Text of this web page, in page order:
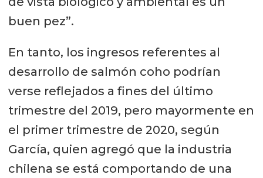
de hidrógeno igualmente puede ser
caro, pero en caso que debamos
aplicarlo, lo haremos”.
buen pez”.
En tanto, los ingresos referentes al
desarrollo de salmón coho podrían
verse reflejados a fines del último
trimestre del 2019, pero mayormente en
el primer trimestre de 2020, según
García, quien agregó que la industria
chilena se está comportando de una